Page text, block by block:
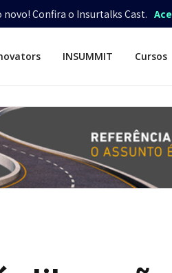
Confira o Insurtalks Cast.
INSUMMIT Cursos